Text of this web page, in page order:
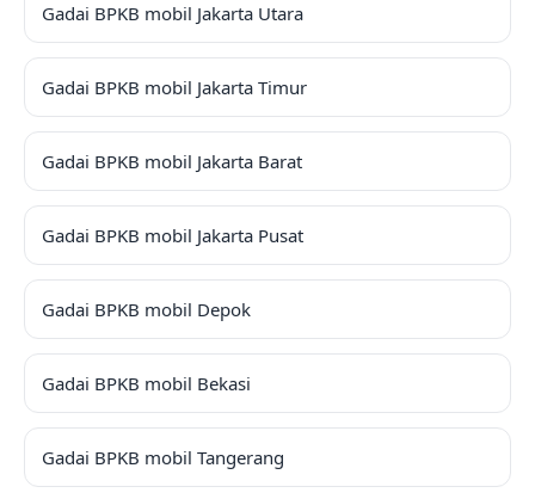
Gadai BPKB mobil Jakarta Utara
Gadai BPKB mobil Jakarta Timur
Gadai BPKB mobil Jakarta Barat
Gadai BPKB mobil Jakarta Pusat
Gadai BPKB mobil Depok
Gadai BPKB mobil Bekasi
Gadai BPKB mobil Tangerang